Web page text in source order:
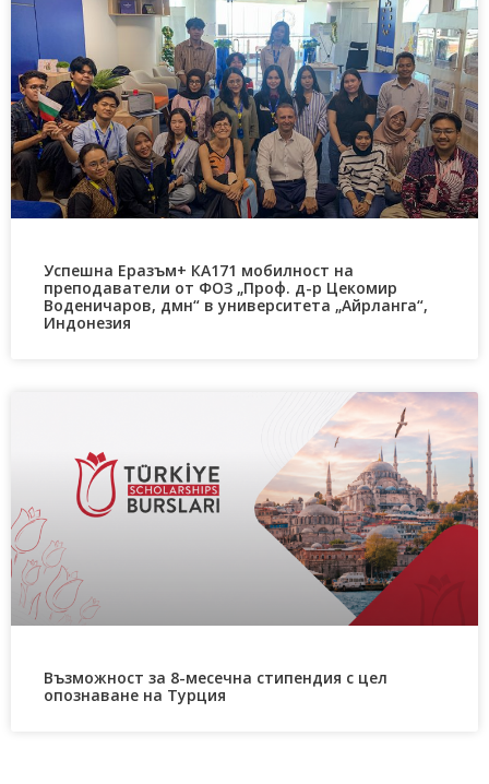
Успешна Еразъм+ КА171 мобилност на
преподаватели от ФОЗ „Проф. д-р Цекомир
Воденичаров, дмн“ в университета „Айрланга“,
Индонезия
Възможност за 8-месечна стипендия с цел
опознаване на Турция